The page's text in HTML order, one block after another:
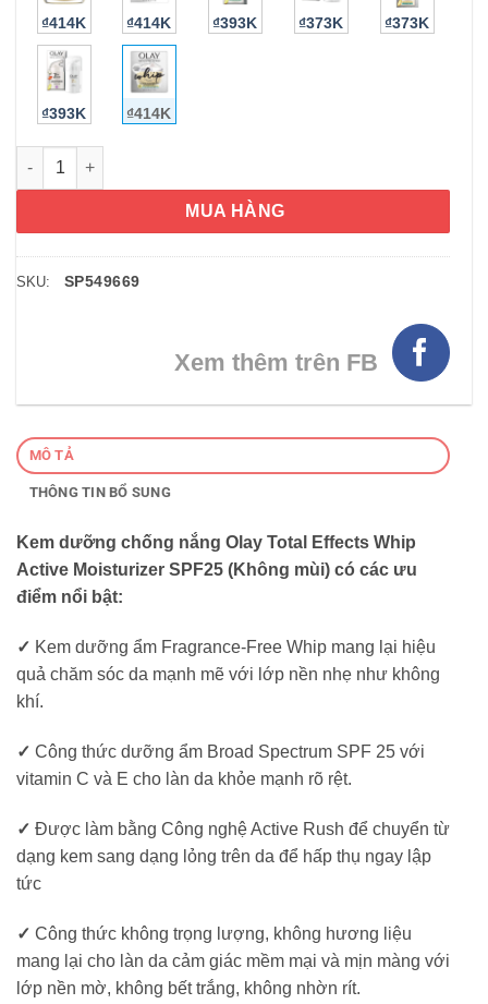
₫414K ₫414K ₫393K ₫373K ₫373K
₫393K ₫414K
Kem dưỡng chống nắng Olay Total Effects Whip Active
MUA HÀNG
SKU: SP549669
Xem thêm trên FB
MÔ TẢ
THÔNG TIN BỔ SUNG
Kem dưỡng chống nắng Olay Total Effects Whip
Active Moisturizer SPF25 (Không mùi) có các ưu
điểm nổi bật:
✓ Kem dưỡng ẩm Fragrance-Free Whip mang lại hiệu
quả chăm sóc da mạnh mẽ với lớp nền nhẹ như không
khí.
✓ Công thức dưỡng ẩm Broad Spectrum SPF 25 với
vitamin C và E cho làn da khỏe mạnh rõ rệt.
✓ Được làm bằng Công nghệ Active Rush để chuyển từ
dạng kem sang dạng lỏng trên da để hấp thụ ngay lập
tức
✓ Công thức không trọng lượng, không hương liệu
mang lại cho làn da cảm giác mềm mại và mịn màng với
lớp nền mờ, không bết trắng, không nhờn rít.